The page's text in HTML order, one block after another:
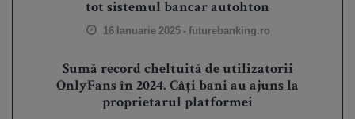
tot sistemul bancar autohton
16 Ianuarie 2025 -futurebanking.ro
Sumă record cheltuită de utilizatorii
OnlyFans în 2024. Câți bani au ajuns la
proprietarul platformei